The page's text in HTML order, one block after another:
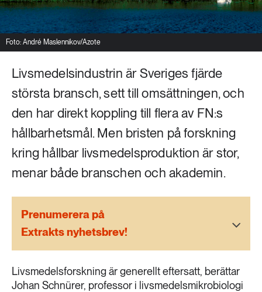
Transport
Vatten
612 ARTIKLAR
Mat & jordbruk
262 ARTIKLAR
Skog
Social hållbarhet
189 ARTIKLAR
473 ARTIKLAR
Vatten
Foto: André Maslennikov/Azote
Livsmedelsindustrin är Sveriges fjärde
största bransch, sett till omsättningen, och
den har direkt koppling till flera av FN:s
hållbarhetsmål. Men bristen på forskning
kring hållbar livsmedelsproduktion är stor,
menar både branschen och akademin.
Prenumerera på
Extrakts nyhetsbrev!
Livsmedelsforskning är generellt eftersatt, berättar
Johan Schnürer, professor i livsmedelsmikrobiologi